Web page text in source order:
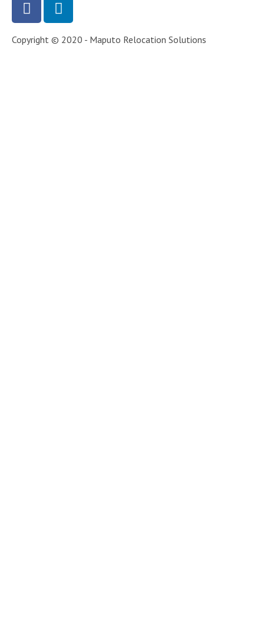
Copyright © 2020 - Maputo Relocation Solutions